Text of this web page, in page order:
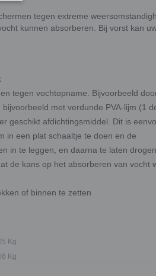
tegen extreme
kunnen absorberen. Bij vorst kan
tegen vochtopname. Bijvoorbeeld
met verdunde PVA-lijm (1
geschikt afdichtingsmiddel. Dit is
in een plat schaaltje te doen en de
in te leggen, en daarna te laten drogen
de kans op het absorberen van vocht
of binnen te zetten
Kg
Kg